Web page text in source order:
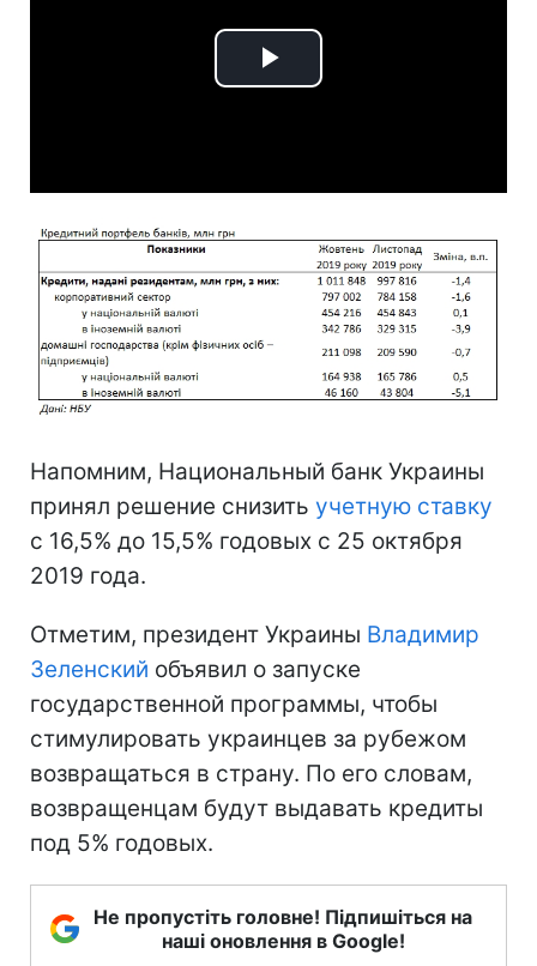
Play
Напомним, Национальный банк Украины
принял решение снизить учетную ставку
с 16,5% до 15,5% годовых с 25 октября
2019 года.
Отметим, президент Украины Владимир
Зеленский объявил о запуске
государственной программы, чтобы
стимулировать украинцев за рубежом
возвращаться в страну. По его словам,
возвращенцам будут выдавать кредиты
под 5% годовых.
Не пропустіть головне! Підпишіться на
наші оновлення в Google!